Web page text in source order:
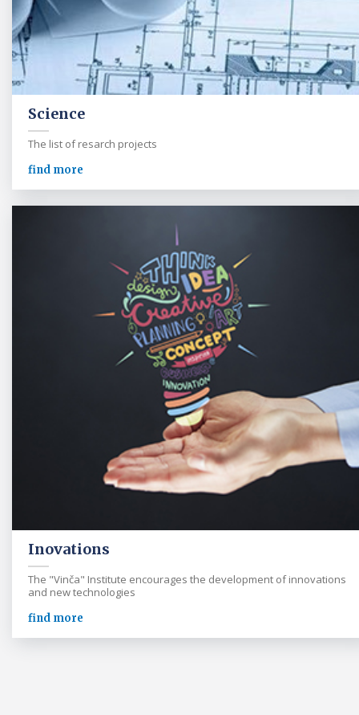
Science
The list of resarch projects
find more
Inovations
The "Vinča" Institute encourages the development of innovations
and new technologies
find more